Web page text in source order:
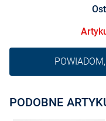
PODOBNE